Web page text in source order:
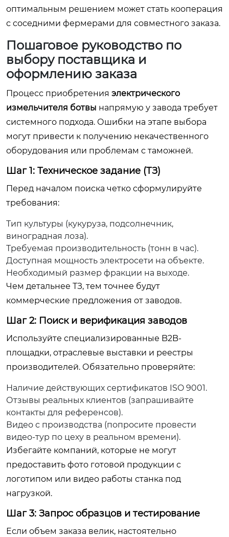
оптимальным решением может стать кооперация
с соседними фермерами для совместного заказа.
Пошаговое руководство по
выбору поставщика и
оформлению заказа
Процесс приобретения электрического
измельчителя ботвы напрямую у завода требует
системного подхода. Ошибки на этапе выбора
могут привести к получению некачественного
оборудования или проблемам с таможней.
Шаг 1: Техническое задание (ТЗ)
Перед началом поиска четко сформулируйте
требования:
Тип культуры (кукуруза, подсолнечник,
виноградная лоза).
Требуемая производительность (тонн в час).
Доступная мощность электросети на объекте.
Необходимый размер фракции на выходе.
Чем детальнее ТЗ, тем точнее будут
коммерческие предложения от заводов.
Шаг 2: Поиск и верификация заводов
Используйте специализированные B2B-
площадки, отраслевые выставки и реестры
производителей. Обязательно проверяйте:
Наличие действующих сертификатов ISO 9001.
Отзывы реальных клиентов (запрашивайте
контакты для референсов).
Видео с производства (попросите провести
видео-тур по цеху в реальном времени).
Избегайте компаний, которые не могут
предоставить фото готовой продукции с
логотипом или видео работы станка под
нагрузкой.
Шаг 3: Запрос образцов и тестирование
Если объем заказа велик, настоятельно